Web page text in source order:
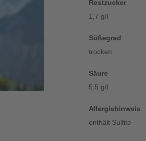
Restzucker
1,7 g/l
Süßegrad
trocken
Säure
5,5 g/l
Allergiehinweis
enthält Sulfite